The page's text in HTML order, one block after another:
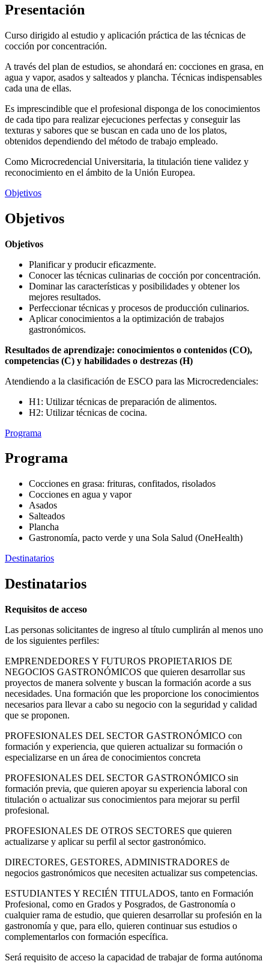
Presentación
Curso dirigido al estudio y aplicación práctica de las técnicas de
cocción por concentración.
A través del plan de estudios, se ahondará en: cocciones en grasa, en
agua y vapor, asados y salteados y plancha. Técnicas indispensables
cada una de ellas.
Es imprescindible que el profesional disponga de los conocimientos
de cada tipo para realizar ejecuciones perfectas y conseguir las
texturas y sabores que se buscan en cada uno de los platos,
obtenidos dependiendo del método de trabajo empleado.
Como Microcredencial Universitaria, la titulación tiene validez y
reconocimiento en el ámbito de la Unión Europea.
Objetivos
Objetivos
Objetivos
Planificar y producir eficazmente.
Conocer las técnicas culinarias de cocción por concentración.
Dominar las características y posibilidades y obtener los
mejores resultados.
Perfeccionar técnicas y procesos de producción culinarios.
Aplicar conocimientos a la optimización de trabajos
gastronómicos.
Resultados de aprendizaje: conocimientos o contenidos (CO),
competencias (C) y habilidades o destrezas (H)
Atendiendo a la clasificación de ESCO para las Microcredenciales:
H1: Utilizar técnicas de preparación de alimentos.
H2: Utilizar técnicas de cocina.
Programa
Programa
Cocciones en grasa: frituras, confitados, risolados
Cocciones en agua y vapor
Asados
Salteados
Plancha
Gastronomía, pacto verde y una Sola Salud (OneHealth)
Destinatarios
Destinatarios
Requisitos de acceso
Las personas solicitantes de ingreso al título cumplirán al menos uno
de los siguientes perfiles:
EMPRENDEDORES Y FUTUROS PROPIETARIOS DE
NEGOCIOS GASTRONÓMICOS que quieren desarrollar sus
proyectos de manera solvente y buscan la formación acorde a sus
necesidades. Una formación que les proporcione los conocimientos
necesarios para llevar a cabo su negocio con la seguridad y calidad
que se proponen.
PROFESIONALES DEL SECTOR GASTRONÓMICO con
formación y experiencia, que quieren actualizar su formación o
especializarse en un área de conocimientos concreta
PROFESIONALES DEL SECTOR GASTRONÓMICO sin
formación previa, que quieren apoyar su experiencia laboral con
titulación o actualizar sus conocimientos para mejorar su perfil
profesional.
PROFESIONALES DE OTROS SECTORES que quieren
actualizarse y aplicar su perfil al sector gastronómico.
DIRECTORES, GESTORES, ADMINISTRADORES de
negocios gastronómicos que necesiten actualizar sus competencias.
ESTUDIANTES Y RECIÉN TITULADOS, tanto en Formación
Profesional, como en Grados y Posgrados, de Gastronomía o
cualquier rama de estudio, que quieren desarrollar su profesión en la
gastronomía y que, para ello, quieren continuar sus estudios o
complementarlos con formación específica.
Será requisito de acceso la capacidad de trabajar de forma autónoma